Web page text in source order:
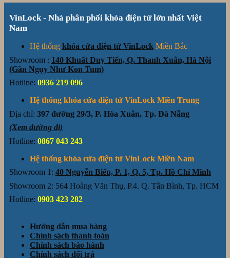
VinLock - Nhà phân phối khóa điện tử lớn nhất Việt
Nam
Hệ thống khóa cửa điện tử VinLock Miền Bắc
Showroom : 140 Khuất Duy Tiến, Q. Thanh Xuân, Hà Nội
(Gần Ngụy Như Kon Tum)
Hotline: 0936 219 096
Hệ thống khóa cửa điện tử VinLock Miền Trung
Địa chỉ: 397 đường 29/3, P. Hòa Xuân, Tp. Đà Nẵng
(Xem đường đi)
Hotline: 0867 043 243
Hệ thống khóa cửa điện tử VinLock Miền Nam
Showroom 1: 40 Nguyễn Biểu, P. 1, Q. 5, Tp. Hồ Chí Minh
Showroom 2: 564 Hoàng Văn Thụ, P.4. Q. Tân Bình, Tp. HCM
Hotline: 0903 423 282
Hướng dẫn mua hàng
Chính sách thanh toán
Chính sách bảo hành
Chính sách đổi trả